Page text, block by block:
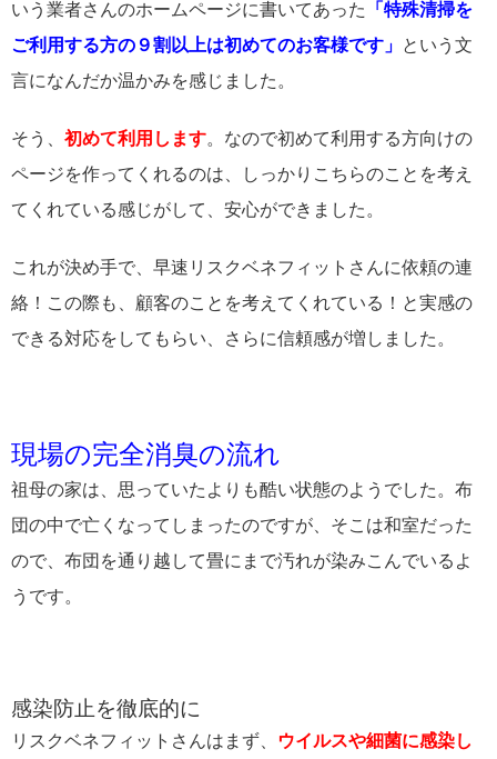
いう業者さんのホームページに書いてあった
「特殊清掃を
ご利用する方の９割以上は初めてのお客様です」 という文
言になんだか温かみを感じました。
そう、 初めて利用します。なので初めて利用する方向けの
ページを作ってくれるのは、しっかりこちらのことを考え
てくれている感じがして、安心ができました。
これが決め手で、早速リスクベネフィットさんに依頼の連
絡！この際も、顧客のことを考えてくれている！と実感の
できる対応をしてもらい、さらに信頼感が増しました。
現場の完全消臭の流れ
祖母の家は、思っていたよりも酷い状態のようでした。布
団の中で亡くなってしまったのですが、そこは和室だった
ので、布団を通り越して畳にまで汚れが染みこんでいるよ
うです。
感染防止を徹底的に
リスクベネフィットさんはまず、
ウイルスや細菌に感染し